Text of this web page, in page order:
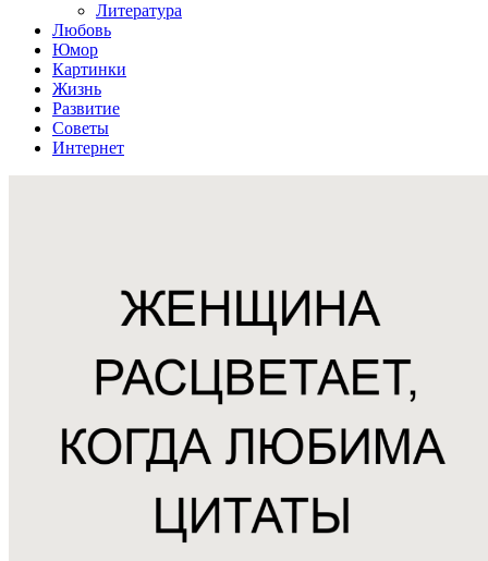
Литература
Любовь
Юмор
Картинки
Жизнь
Развитие
Советы
Интернет